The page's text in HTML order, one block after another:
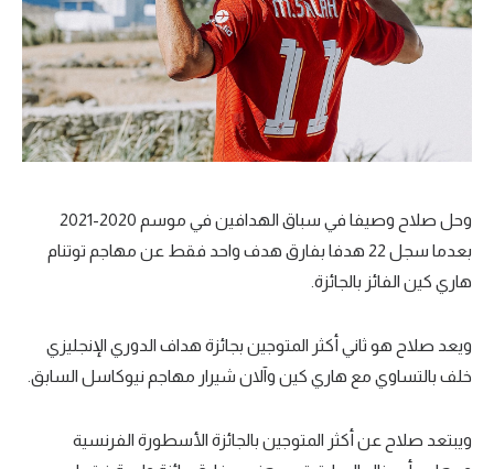
وحل صلاح وصيفا في سباق الهدافين في موسم 2020-2021
بعدما سجل 22 هدفا بفارق هدف واحد فقط عن مهاجم توتنام
هاري كين الفائز بالجائزة.
ويعد صلاح هو ثاني أكثر المتوجين بجائزة هداف الدوري الإنجليزي
خلف بالتساوي مع هاري كين وآلان شيرار مهاجم نيوكاسل السابق.
ويبتعد صلاح عن أكثر المتوجين بالجائزة الأسطورة الفرنسية